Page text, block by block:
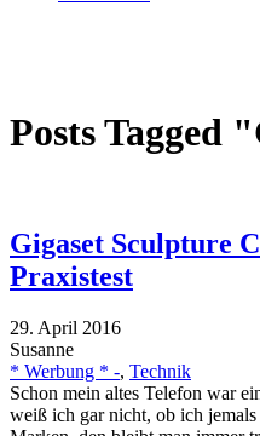
Posts Tagged
Gigaset Sculpture
Praxistest
29. April 2016
Susanne
* Werbung * -, Technik
Schon mein altes Telefon war
weiß ich gar nicht, ob ich